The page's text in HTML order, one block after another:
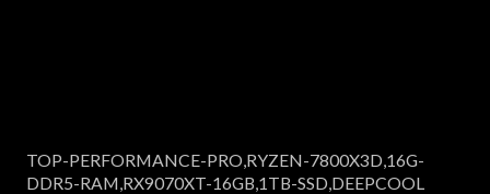
TOP-PERFORMANCE-PRO,RYZEN-7800X3D,16G-
DDR5-RAM,RX9070XT-16GB,1TB-SSD,DEEPCOOL